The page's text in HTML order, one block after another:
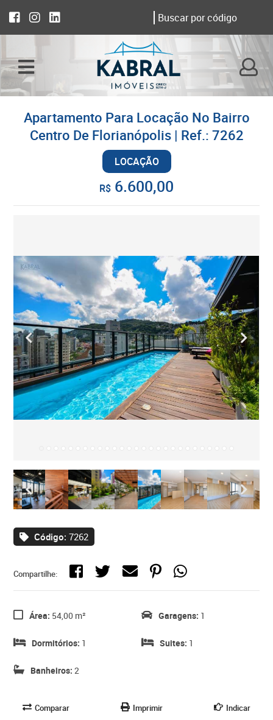
Apartamento Para Locação No Bairro
Centro De Florianópolis | Ref.: 7262
LOCAÇÃO
R$ 6.600,00
Código: 7262
Compartilhe:
Área: 54,00 m²
Dormitórios: 1
Banheiros: 2
Garagens: 1
Suites: 1
Comparar Imprimir Indicar